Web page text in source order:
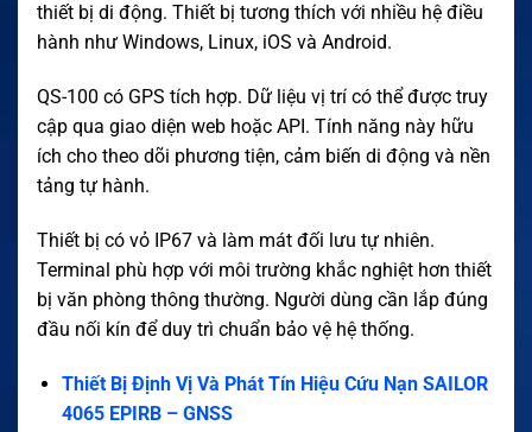
thiết bị di động. Thiết bị tương thích với nhiều hệ điều
hành như Windows, Linux, iOS và Android.
QS-100 có GPS tích hợp. Dữ liệu vị trí có thể được truy
cập qua giao diện web hoặc API. Tính năng này hữu
ích cho theo dõi phương tiện, cảm biến di động và nền
tảng tự hành.
Thiết bị có vỏ IP67 và làm mát đối lưu tự nhiên.
Terminal phù hợp với môi trường khắc nghiệt hơn thiết
bị văn phòng thông thường. Người dùng cần lắp đúng
đầu nối kín để duy trì chuẩn bảo vệ hệ thống.
Thiết Bị Định Vị Và Phát Tín Hiệu Cứu Nạn SAILOR
4065 EPIRB – GNSS